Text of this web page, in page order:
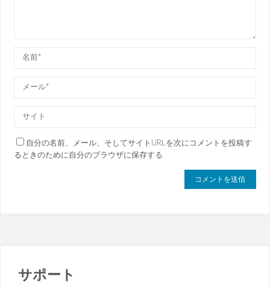
自分の名前、メール、そしてサイトURLを次にコメントを投稿す
るときのために自分のブラウザに保存する
サポート